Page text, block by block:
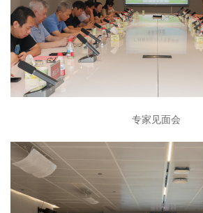
专家见面会